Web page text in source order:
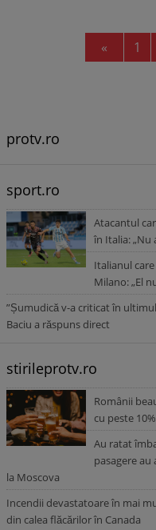
« Previous
1
protv.ro
sport.ro
Atacantul
în Italia: „Nu
Italianul
Milano: „El
”Șumudică v-a criticat în
Baciu a răspuns direct
stirileprotv.ro
Românii
cu peste
Au ratat
pasagere au
la Moscova
Incendii devastatoare în mai
din calea flăcărilor în Canada